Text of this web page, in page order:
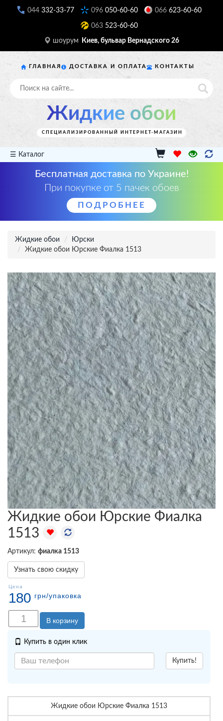
044 332-33-77 096 050-60-60 066 623-60-60
063 523-60-60
шоурум Киев, бульвар Вернадского 26
ГЛАВНАЯ ДОСТАВКА И ОПЛАТА КОНТАКТЫ
Жидкие обои
СПЕЦИАЛИЗИРОВАННЫЙ ИНТЕРНЕТ-МАГАЗИН
☰ Каталог
Бесплатная доставка по Украине!
При покупке от 5 пачек обоев
ПОДРОБНЕЕ
Жидкие обои
Юрски
Жидкие обои Юрские Фиалка 1513
Жидкие обои Юрские Фиалка
1513
Артикул: фиалка 1513
Узнать свою скидку
Цена
180 грн/упаковка
В корзину
Купить в один клик
Купить!
Жидкие обои Юрские Фиалка 1513